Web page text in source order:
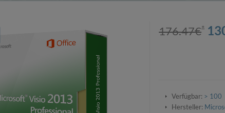
176.47€*
Verfügbar: > 100
Hersteller: